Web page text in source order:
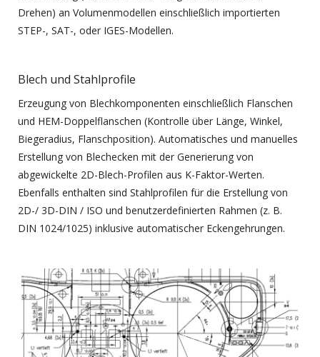
Drehen) an Volumenmodellen einschließlich importierten
STEP-, SAT-, oder IGES-Modellen.
Blech und Stahlprofile
Erzeugung von Blechkomponenten einschließlich Flanschen
und HEM-Doppelflanschen (Kontrolle über Länge, Winkel,
Biegeradius, Flanschposition). Automatisches und manuelles
Erstellung von Blechecken mit der Generierung von
abgewickelte 2D-Blech-Profilen aus K-Faktor-Werten.
Ebenfalls enthalten sind Stahlprofilen für die Erstellung von
2D-/ 3D-DIN / ISO und benutzerdefinierten Rahmen (z. B.
DIN 1024/1025) inklusive automatischer Eckengehrungen.